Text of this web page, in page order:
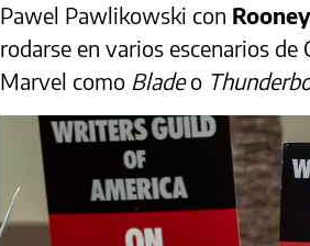
Pawel Pawlikowski con
rodarse en varios escenarios
Marvel como Bladeo